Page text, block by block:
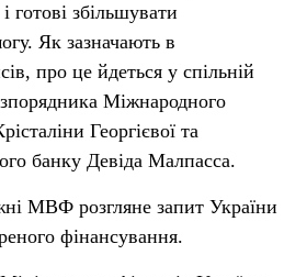
готові збільшувати
Як зазначають в
про це йдеться у спільній
Міжнародного
Георгієвої та
банку Девіда Малпасса.
МВФ розгляне запит України
фінансування.